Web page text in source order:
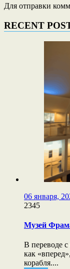
Для отправки
RECENT
06 января,
2345
Музей
В переводе
как
корабля....